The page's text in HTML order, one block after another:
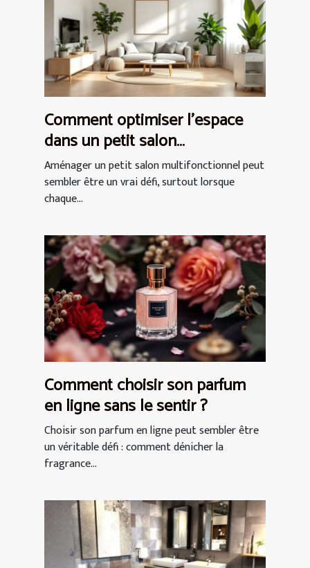
Comment optimiser l'espace
dans un petit salon
multifonctionnel ?
Aménager un petit salon multifonctionnel peut
sembler être un vrai défi, surtout lorsque
chaque...
Comment choisir son parfum
en ligne sans le sentir ?
Choisir son parfum en ligne peut sembler être
un véritable défi : comment dénicher la
fragrance...